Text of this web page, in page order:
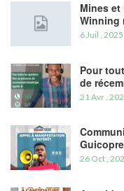
Mines
Winning
6 Juil , 2025
Pour
de
21 Avr ,
26 Oct ,